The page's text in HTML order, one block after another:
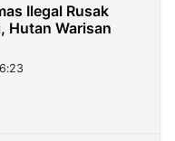
Ilegal Rusak
Hutan Warisan